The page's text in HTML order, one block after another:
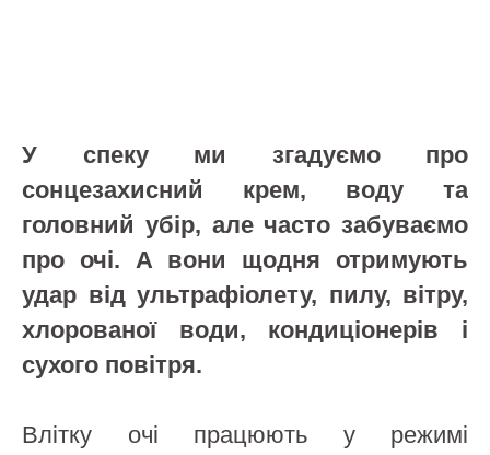
У спеку ми згадуємо про
сонцезахисний крем, воду та
головний убір, але часто забуваємо
про очі. А вони щодня отримують
удар від ультрафіолету, пилу, вітру,
хлорованої води, кондиціонерів і
сухого повітря.
Влітку очі працюють у режимі